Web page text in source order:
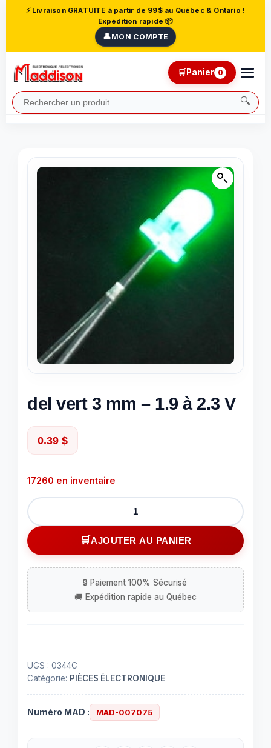
⚡ Livraison GRATUITE à partir de 99$ au Québec & Ontario !
Expédition rapide 📦
👤MON COMPTE
🔍
🛒Panier 0
del vert 3 mm – 1.9 à 2.3 V
0.39 $
17260 en inventaire
quantité
de
del
vert
mm
-
1.9
AJOUTER AU PANIER
UGS : 0344C
Catégorie: PIÈCES ÉLECTRONIQUE
Numéro MAD : MAD-007075